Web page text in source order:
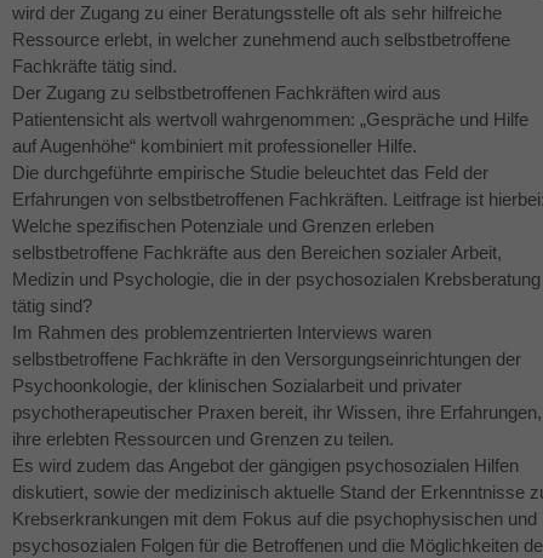
wird der Zugang zu einer Beratungsstelle oft als sehr hilfreiche
Ressource erlebt, in welcher zunehmend auch selbstbetroffene
Fachkräfte tätig sind.
Der Zugang zu selbstbetroffenen Fachkräften wird aus
Patientensicht als wertvoll wahrgenommen: „Gespräche und Hilfe
auf Augenhöhe“ kombiniert mit professioneller Hilfe.
Die durchgeführte empirische Studie beleuchtet das Feld der
Erfahrungen von selbstbetroffenen Fachkräften. Leitfrage ist
Welche spezifischen Potenziale und Grenzen erleben
selbstbetroffene Fachkräfte aus den Bereichen sozialer Arbeit,
Medizin und Psychologie, die in der psychosozialen Krebsberatung
tätig sind?
Im Rahmen des problemzentrierten Interviews waren
selbstbetroffene Fachkräfte in den Versorgungseinrichtungen der
Psychoonkologie, der klinischen Sozialarbeit und privater
psychotherapeutischer Praxen bereit, ihr Wissen, ihre Erfahrungen,
ihre erlebten Ressourcen und Grenzen zu teilen.
Es wird zudem das Angebot der gängigen psychosozialen Hilfen
diskutiert, sowie der medizinisch aktuelle Stand der Erkenntnisse
Krebserkrankungen mit dem Fokus auf die psychophysischen und
psychosozialen Folgen für die Betroffenen und die Möglichkeiten